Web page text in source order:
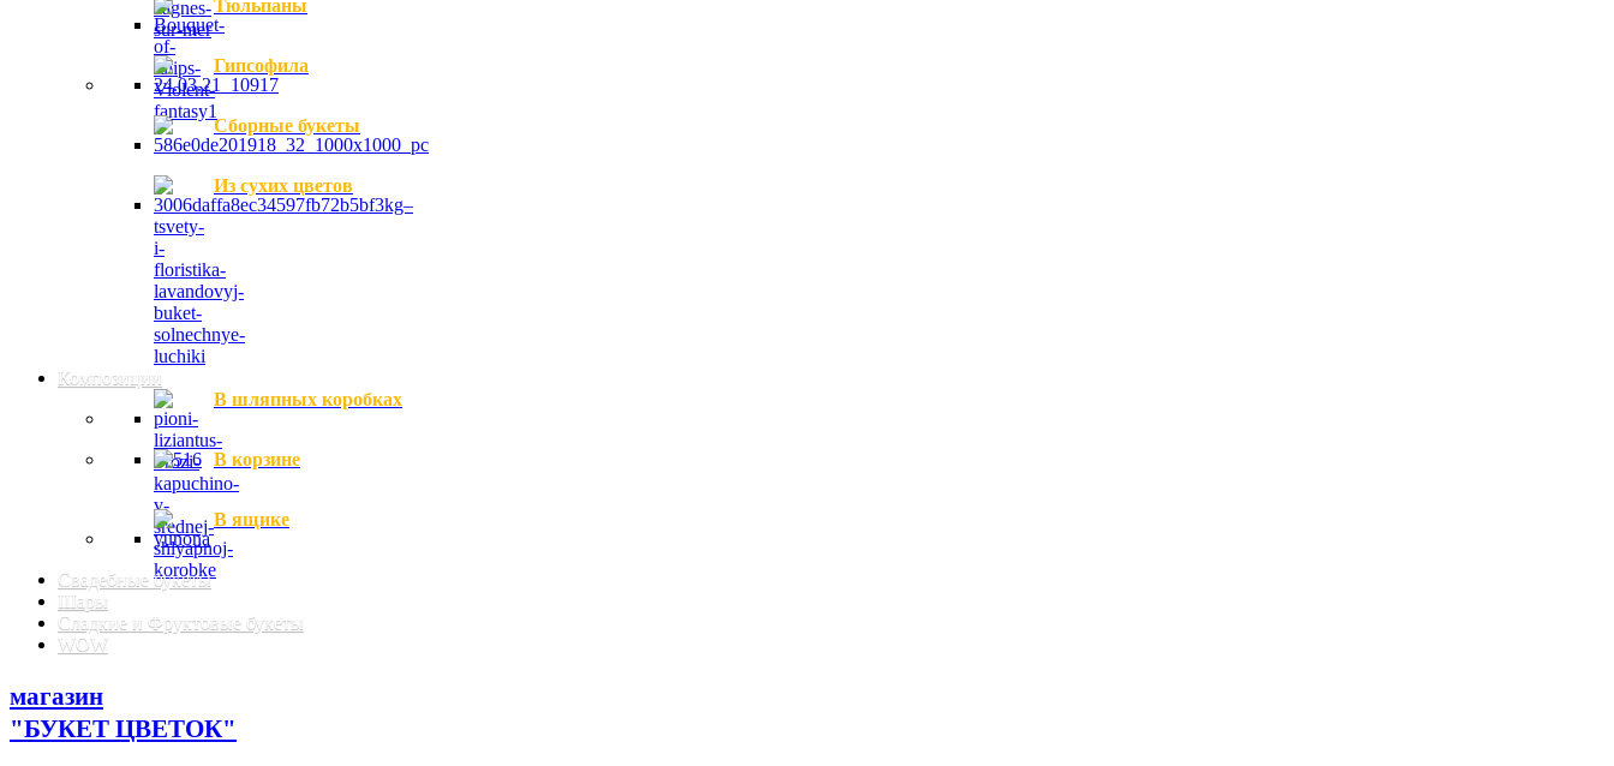
Тюльпаны
Гипсофила
Сборные букеты
Из сухих цветов
Композиции
В шляпных коробках
В корзине
В ящике
Свадебные букеты
Шары
Сладкие и Фруктовые букеты
WOW
магазин
"БУКЕТ ЦВЕТОК"